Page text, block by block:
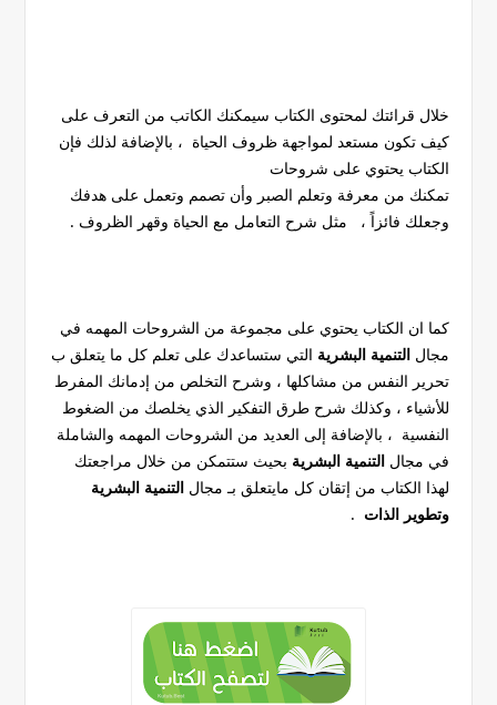
خلال قرائتك لمحتوى الكتاب سيمكنك الكاتب من التعرف على
كيف تكون مستعد لمواجهة ظروف الحياة ، بالإضافة لذلك فإن
الكتاب يحتوي على شروحات
تمكنك من معرفة وتعلم الصبر وأن تصمم وتعمل على هدفك
وجعلك فائزاً ، مثل شرح التعامل مع الحياة وقهر الظروف .
كما ان الكتاب يحتوي على مجموعة من الشروحات المهمه في
مجالالتنمية البشرية التي ستساعدك على تعلم كل ما يتعلق ب
تحرير النفس من مشاكلها ، وشرح التخلص من إدمانك المفرط
للأشياء ، وكذلك شرح طرق التفكير الذي يخلصك من الضغوط
النفسية ، بالإضافة إلى العديد من الشروحات المهمه والشاملة
في مجالالتنمية البشرية بحيث ستتمكن من خلال مراجعتك
لهذا الكتاب من إتقان كل مايتعلق بـ مجالالتنمية البشرية
وتطوير الذات .